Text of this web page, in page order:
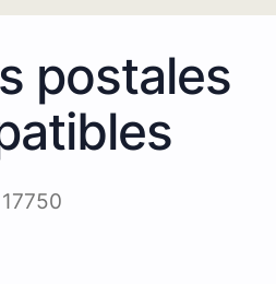
postales
17750